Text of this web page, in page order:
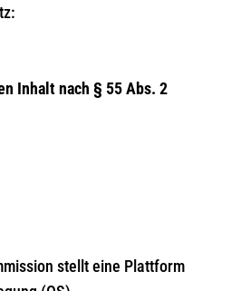
Inhalt nach § 55 Abs. 2
stellt eine Plattform